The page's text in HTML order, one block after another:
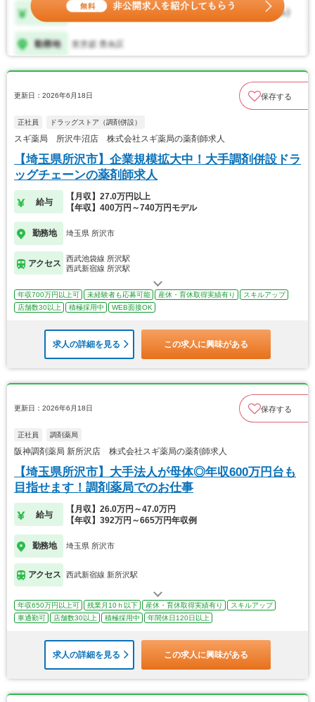
更新日：2026年6月18日 保存する
正社員 ドラッグストア（調剤併設）
スギ薬局 所沢牛沼店 株式会社スギ薬局の薬剤師求人
【埼玉県所沢市】企業規模拡大中！大手調剤併設ドラ
ッグチェーンの薬剤師求人
給与
【月収】27.0万円以上
【年収】400万円～740万円モデル
勤務地 埼玉県 所沢市
アクセス
西武池袋線 所沢駅
西武新宿線 所沢駅
年収700万円以上可 未経験者も応募可能 産休・育休取得実績有り
スキルアップ
店舗数30以上
積極採用中 WEB面接OK
求人の詳細を見る この求人に興味がある
更新日：2026年6月18日 保存する
正社員 調剤薬局
阪神調剤薬局 新所沢店 株式会社スギ薬局の薬剤師求人
【埼玉県所沢市】大手法人が母体◎年収600万円台も
目指せます！調剤薬局でのお仕事
給与
【月収】26.0万円～47.0万円
【年収】392万円～665万円年収例
勤務地 埼玉県 所沢市
アクセス 西武新宿線 新所沢駅
年収650万円以上可 残業月10ｈ以下 産休・育休取得実績有り
スキルアップ
車通勤可
店舗数30以上 積極採用中 年間休日120日以上
求人の詳細を見る この求人に興味がある